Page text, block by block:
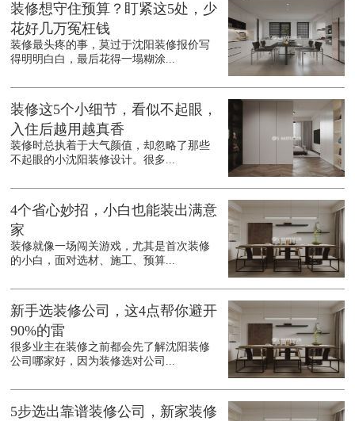
装修想守住预算？盯紧这5处，少
花好几万冤枉钱
装修最头疼的事，莫过于沈阳装修报价写
得明明白白，最后花得一塌糊涂...
装修这5个小细节，看似不起眼，
入住后越用越真香
装修时总执着于大气颜值，却忽略了那些
不起眼的小沈阳装修设计。很多...
4个省心妙招，小白也能装出满意
家
装修就像一场闯关游戏，尤其是首次装修
的小白，面对选材、施工、预算...
新手选装修公司，这4点帮你避开
90%的雷
很多业主在装修之前都会先了解沈阳装修
公司哪家好，因为装修选对公司...
5步选出靠谱装修公司，新家装修